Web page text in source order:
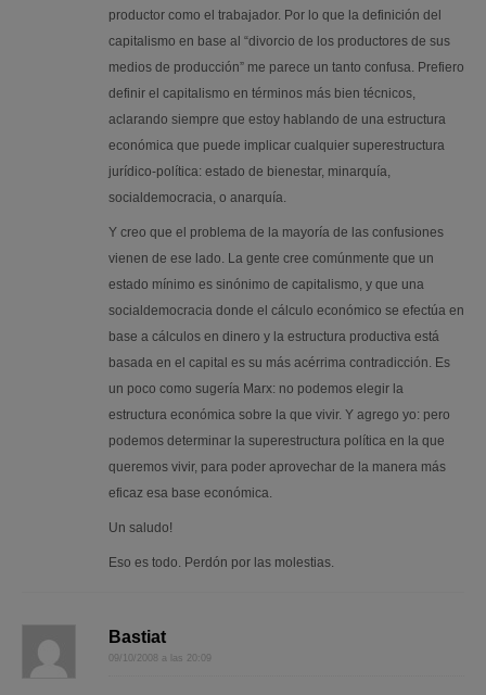
productor como el trabajador. Por lo que la definición del
capitalismo en base al “divorcio de los productores de sus
medios de producción” me parece un tanto confusa. Prefiero
definir el capitalismo en términos más bien técnicos,
aclarando siempre que estoy hablando de una estructura
económica que puede implicar cualquier superestructura
jurídico-política: estado de bienestar, minarquía,
socialdemocracia, o anarquía.
Y creo que el problema de la mayoría de las confusiones
vienen de ese lado. La gente cree comúnmente que un
estado mínimo es sinónimo de capitalismo, y que una
socialdemocracia donde el cálculo económico se efectúa en
base a cálculos en dinero y la estructura productiva está
basada en el capital es su más acérrima contradicción. Es
un poco como sugería Marx: no podemos elegir la
estructura económica sobre la que vivir. Y agrego yo: pero
podemos determinar la superestructura política en la que
queremos vivir, para poder aprovechar de la manera más
eficaz esa base económica.
Un saludo!
Eso es todo. Perdón por las molestias.
Bastiat
09/10/2008 a las 20:09